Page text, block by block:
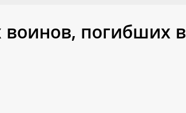
воинов, погибших в